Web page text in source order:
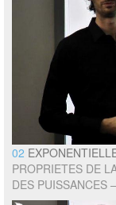
02
PROPRIETES DE
DES PUISSANCES